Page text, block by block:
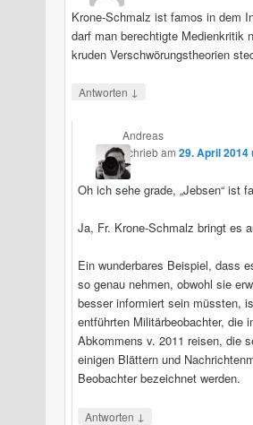
Krone-Schmalz ist famos in dem
darf man berechtigte Medienkritik
kruden Verschwörungstheorien
Antworten ↓
Andreas
schriebam29. April 2014
Oh ich sehe grade, „Jebsen“ ist
Ja, Fr. Krone-Schmalz bringt es
Ein wunderbares Beispiel, dass
so genau nehmen, obwohl sie
besser informiert sein müssten,
entführten Militärbeobachter, die
Abkommens v. 2011 reisen, die
einigen Blättern und
Beobachter bezeichnet werden.
Antworten ↓